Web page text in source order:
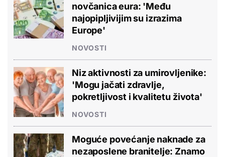
novčanica eura: 'Među
najopipljivijim su izrazima
Europe'
NOVOSTI
Niz aktivnosti za umirovljenike:
'Mogu jačati zdravlje,
pokretljivost i kvalitetu života'
NOVOSTI
Moguće povećanje naknade za
nezaposlene branitelje: Znamo